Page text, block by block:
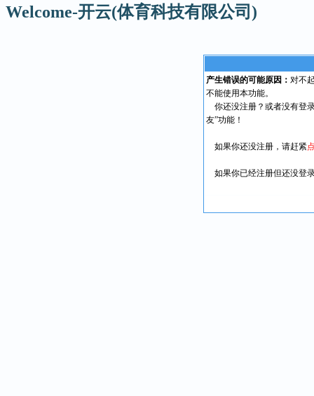
Welcome-开云(体育科技有限公司)
产生错误的可能原因： 对不
不能使用本功能。
你还没注册？或者没有登
友”功能！
如果你还没注册，请赶紧
如果你已经注册但还没登